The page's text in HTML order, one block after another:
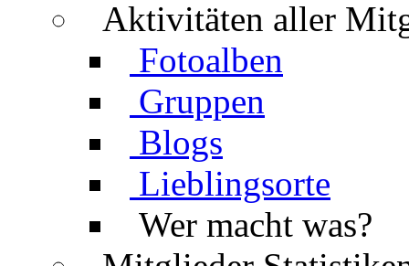
Aktivitäten aller
Fotoalben
Gruppen
Blogs
Lieblingsorte
Wer macht was?